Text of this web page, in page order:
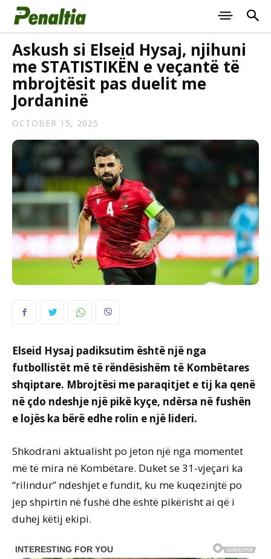
Askush si Elseid Hysaj, njihuni
me STATISTIKËN e veçantë të
mbrojtësit pas duelit me
Jordaninë
OCTOBER 15, 2025
Elseid Hysaj padiksutim është një nga
futbollistët më të rëndësishëm të Kombëtares
shqiptare. Mbrojtësi me paraqitjet e tij ka qenë
në çdo ndeshje një pikë kyçe, ndërsa në fushën
e lojës ka bërë edhe rolin e një lideri.
Shkodrani aktualisht po jeton një nga momentet
më të mira në Kombëtare. Duket se 31-vjeçari ka
“rilindur” ndeshjet e fundit, ku me kuqezinjtë po
jep shpirtin në fushë dhe është pikërisht ai që i
duhej këtij ekipi.